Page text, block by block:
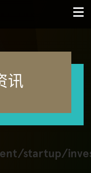
讯
startup/